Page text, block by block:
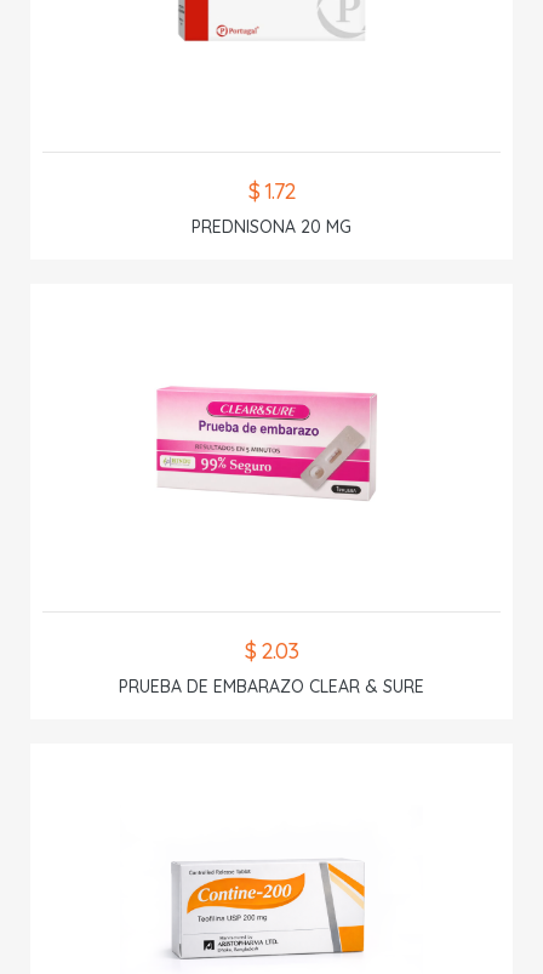
$ 1.72
PREDNISONA 20 MG
$ 2.03
PRUEBA DE EMBARAZO CLEAR & SURE